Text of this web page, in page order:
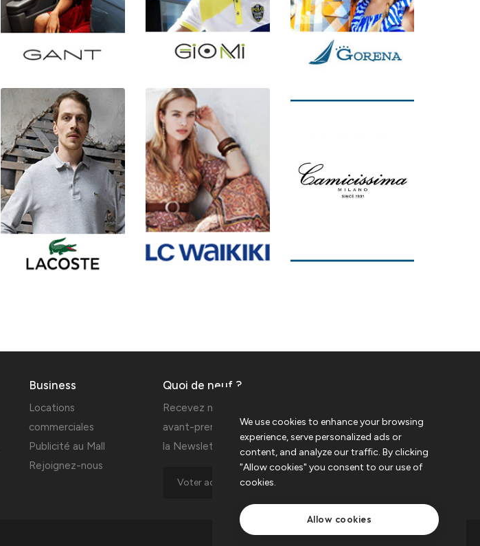
Business
Locations
commerciales
Publicité au Mall
Rejoignez-nous
Quoi de neuf ?
Recevez nos informations en
avant-première en vous inscrivant à
la Newsletters du Tanger City Mall
We use cookies to enhance your browsing
experience, serve personalized ads or
content, and analyze our traffic. By clicking
"Allow cookies" you consent to our use of
cookies.
Allow cookies